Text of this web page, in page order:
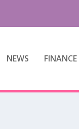
NEWS FINANCE